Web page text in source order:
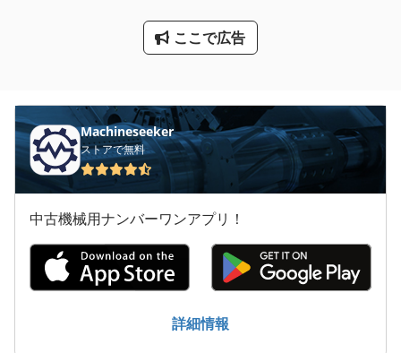
産業用掃除機
送風機
遠心コンプレッサー
ここで広告
Machineseeker
ストアで無料
中古機械用ナンバーワンアプリ！
詳細情報